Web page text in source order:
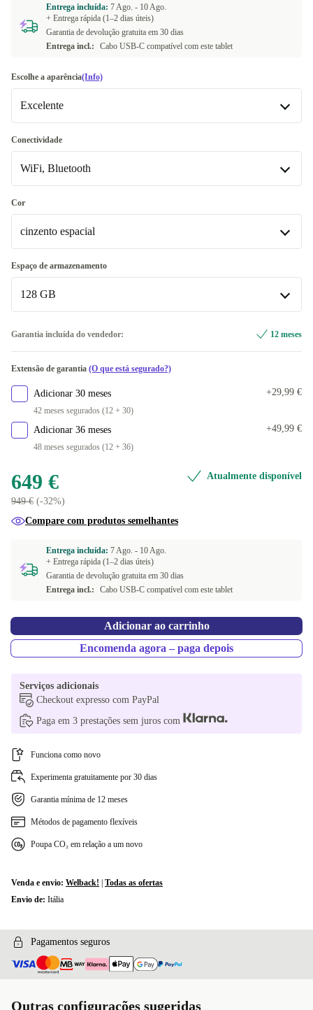
Entrega incluída: 7 Ago. - 10 Ago.
+ Entrega rápida (1–2 dias úteis)
Garantia de devolução gratuita em 30 dias
Entrega incl.:
Cabo USB-C compatível com este tablet
Escolhe a aparência(Info)
Excelente
Excelente
Premium +1 €
Conectividade
WiFi, Bluetooth
WiFi, Bluetooth
Disponível noutras configurações
WiFi, Bluetooth, Dados móveis (5G)
Cor
cinzento espacial
cinzento espacial
Disponível noutras configurações
azul
Espaço de armazenamento
128 GB
Disponível noutras configurações
512 GB
Garantia incluída do vendedor: 12 meses
Extensão de garantia (O que está segurado?)
Adicionar 30 meses
42 meses segurados (12 + 30)
+29,99 €
Adicionar 36 meses
48 meses segurados (12 + 36)
+49,99 €
649 €
949 € (-32%)
Atualmente disponível
Compare com produtos semelhantes
Entrega incluída: 7 Ago. - 10 Ago.
+ Entrega rápida (1–2 dias úteis)
Garantia de devolução gratuita em 30 dias
Entrega incl.:
Cabo USB-C compatível com este tablet
Adicionar ao carrinho
Encomenda agora – paga depois
Serviços adicionais
Checkout expresso com PayPal
Paga em 3 prestações sem juros com
Funciona como novo
Experimenta gratuitamente por 30 dias
Garantia mínima de 12 meses
Métodos de pagamento flexíveis
Poupa CO₂ em relação a um novo
Venda e envio: Welback!
Todas as ofertas
Envio de: Itália
Pagamentos seguros
Outras configurações sugeridas